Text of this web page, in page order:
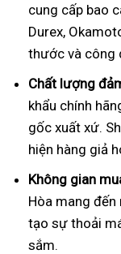
cung cấp bao
Durex,
thước và công
Chất lượng
khẩu chính
gốc xuất xứ.
hiện hàng giả
Không gian
Hòa mang
tạo sự thoải
sắm.